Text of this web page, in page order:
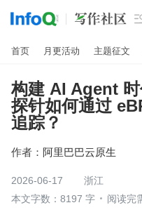
首页 月更活动 主题征文
构建 AI Agent
探针如何通过
追踪？
作者： 阿里巴巴云原生
2026-06-17
浙江
本文字数：8197 字
阅读完